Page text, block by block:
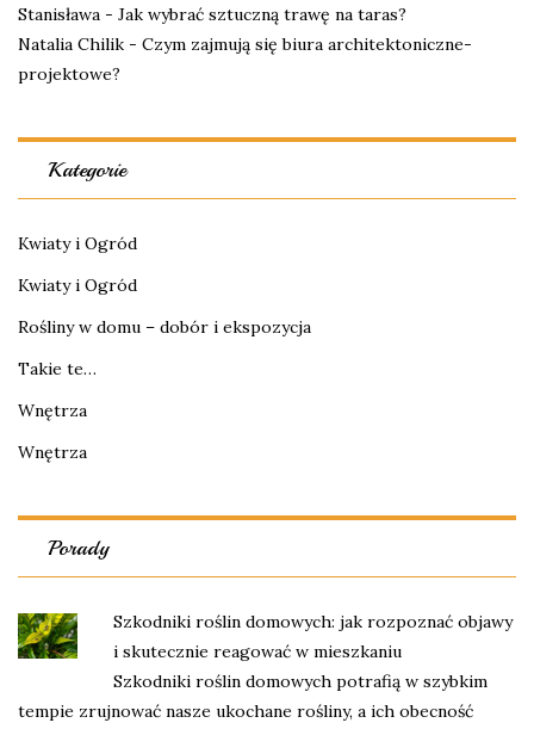
Stanisława - Jak wybrać sztuczną trawę na taras?
Natalia Chilik - Czym zajmują się biura architektoniczne-
projektowe?
Kategorie
Kwiaty i Ogród
Kwiaty i Ogród
Rośliny w domu – dobór i ekspozycja
Takie te…
Wnętrza
Wnętrza
Porady
Szkodniki roślin domowych: jak rozpoznać objawy
i skutecznie reagować w mieszkaniu
Szkodniki roślin domowych potrafią w szybkim
tempie zrujnować nasze ukochane rośliny, a ich obecność